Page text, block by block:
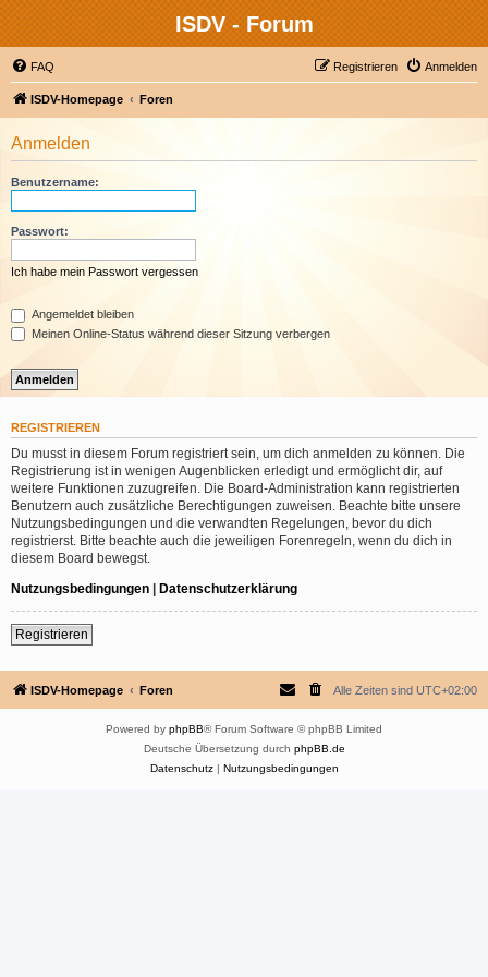
ISDV - Forum
FAQ Anmelden
Registrieren
ISDV-Homepage Foren
Anmelden
Benutzername:
Passwort:
Ich habe mein Passwort vergessen
Angemeldet bleiben
Meinen Online-Status während dieser Sitzung verbergen
REGISTRIEREN
Du musst in diesem Forum registriert sein, um dich anmelden zu können. Die
Registrierung ist in wenigen Augenblicken erledigt und ermöglicht dir, auf
weitere Funktionen zuzugreifen. Die Board-Administration kann registrierten
Benutzern auch zusätzliche Berechtigungen zuweisen. Beachte bitte unsere
Nutzungsbedingungen und die verwandten Regelungen, bevor du dich
registrierst. Bitte beachte auch die jeweiligen Forenregeln, wenn du dich in
diesem Board bewegst.
Nutzungsbedingungen | Datenschutzerklärung
Registrieren
ISDV-Homepage Foren Alle Zeiten sind UTC+02:00
Powered by phpBB® Forum Software © phpBB Limited
Deutsche Übersetzung durch phpBB.de
Datenschutz| Nutzungsbedingungen